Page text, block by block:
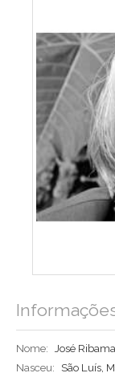
Nome: José
Nasceu:
São Luís,